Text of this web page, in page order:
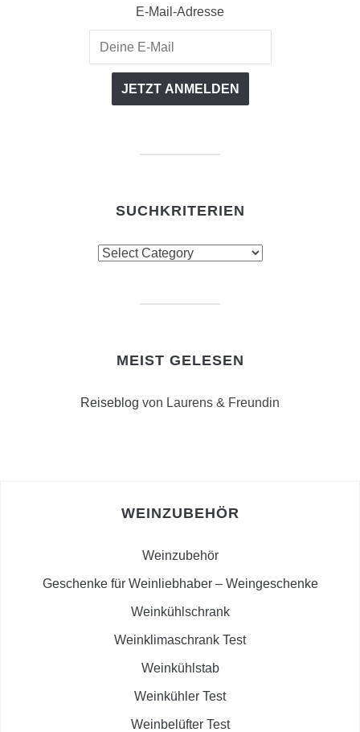
E-Mail-Adresse
SUCHKRITERIEN
MEIST GELESEN
Reiseblog von Laurens & Freundin
WEINZUBEHÖR
Weinzubehör
Geschenke für Weinliebhaber – Weingeschenke
Weinkühlschrank
Weinklimaschrank Test
Weinkühlstab
Weinkühler Test
Weinbelüfter Test